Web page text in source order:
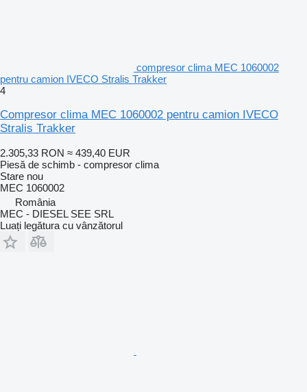
compresor clima MEC 1060002
pentru camion IVECO Stralis Trakker
4
Compresor clima MEC 1060002 pentru camion IVECO
Stralis Trakker
2.305,33 RON ≈ 439,40 EUR
Piesă de schimb - compresor clima
Stare nou
MEC 1060002
România
MEC - DIESEL SEE SRL
Luați legătura cu vânzătorul